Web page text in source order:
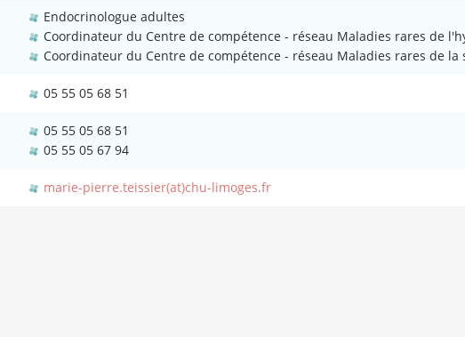
Endocrinologue adultes
Coordinateur du Centre de compétence - réseau Maladies rares de
Coordinateur du Centre de compétence - réseau Maladies rares de la
05 55 05 68 51
05 55 05 68 51
05 55 05 67 94
marie-pierre.teissier(at)chu-limoges.fr